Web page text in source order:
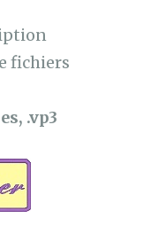
fichiers
.vp3